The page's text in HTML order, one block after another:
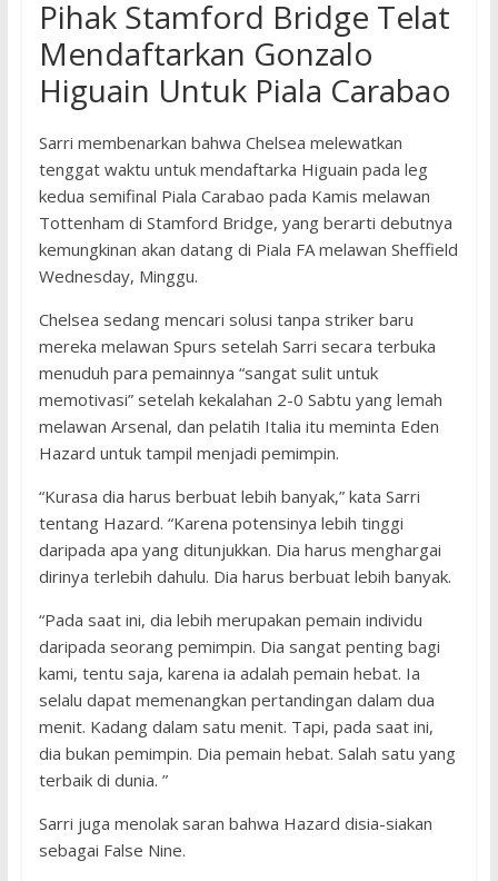
Pihak Stamford Bridge Telat
Mendaftarkan Gonzalo
Higuain Untuk Piala Carabao
Sarri membenarkan bahwa Chelsea melewatkan
tenggat waktu untuk mendaftarka Higuain pada leg
kedua semifinal Piala Carabao pada Kamis melawan
Tottenham di Stamford Bridge, yang berarti debutnya
kemungkinan akan datang di Piala FA melawan Sheffield
Wednesday, Minggu.
Chelsea sedang mencari solusi tanpa striker baru
mereka melawan Spurs setelah Sarri secara terbuka
menuduh para pemainnya “sangat sulit untuk
memotivasi” setelah kekalahan 2-0 Sabtu yang lemah
melawan Arsenal, dan pelatih Italia itu meminta Eden
Hazard untuk tampil menjadi pemimpin.
“Kurasa dia harus berbuat lebih banyak,” kata Sarri
tentang Hazard. “Karena potensinya lebih tinggi
daripada apa yang ditunjukkan. Dia harus menghargai
dirinya terlebih dahulu. Dia harus berbuat lebih banyak.
“Pada saat ini, dia lebih merupakan pemain individu
daripada seorang pemimpin. Dia sangat penting bagi
kami, tentu saja, karena ia adalah pemain hebat. Ia
selalu dapat memenangkan pertandingan dalam dua
menit. Kadang dalam satu menit. Tapi, pada saat ini,
dia bukan pemimpin. Dia pemain hebat. Salah satu yang
terbaik di dunia. ”
Sarri juga menolak saran bahwa Hazard disia-siakan
sebagai False Nine.